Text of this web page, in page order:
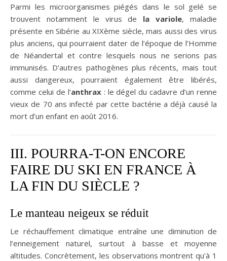
Parmi les microorganismes piégés dans le sol gelé se
trouvent notamment le virus de la variole, maladie
présente en Sibérie au XIXème siècle, mais aussi des virus
plus anciens, qui pourraient dater de l’époque de l’Homme
de Néandertal et contre lesquels nous ne serions pas
immunisés. D’autres pathogènes plus récents, mais tout
aussi dangereux, pourraient également être libérés,
comme celui de l’anthrax: le dégel du cadavre d’un renne
vieux de 70 ans infecté par cette bactérie a déjà causé la
mort d’un enfant en août 2016.
III. POURRA-T-ON ENCORE
FAIRE DU SKI EN FRANCE À
LA FIN DU SIÈCLE ?
Le manteau neigeux se réduit
Le réchauffement climatique entraîne une diminution de
l’enneigement naturel, surtout à basse et moyenne
altitudes. Concrètement, les observations montrent qu’à 1